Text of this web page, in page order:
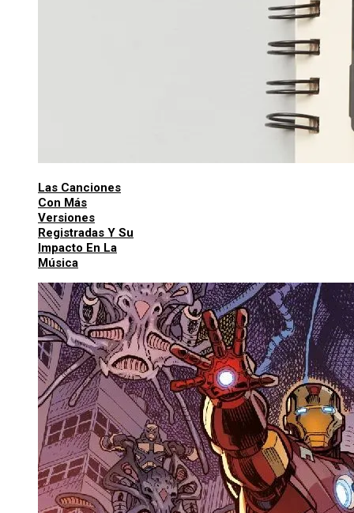
Las Canciones
Con Más
Versiones
Registradas Y Su
Impacto En La
Música